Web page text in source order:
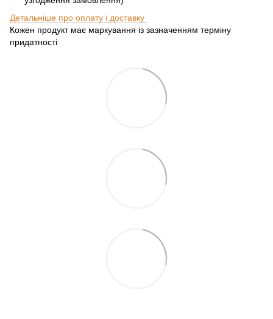
Детальніше про оплату і доставку
Кожен продукт має маркування із зазначенням терміну
придатності